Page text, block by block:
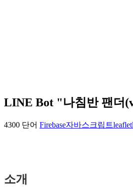
LINE Bot "나침반 팬더
4300 단어 Firebase자바스크립트leaflet
소개